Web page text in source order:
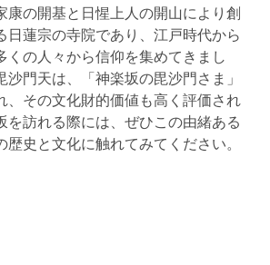
康の開基と日惺上人の開山により創
日蓮宗の寺院であり、江戸時代から
くの人々から信仰を集めてきまし
門天は、「神楽坂の毘沙門さま」
、その文化財的価値も高く評価され
を訪れる際には、ぜひこの由緒ある
史と文化に触れてみてください。